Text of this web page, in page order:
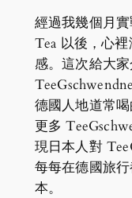
經過我幾個月
Tea 以後，心
感。這次給大
德國人地道常
更多
現日本人對
每每在德國旅
本。